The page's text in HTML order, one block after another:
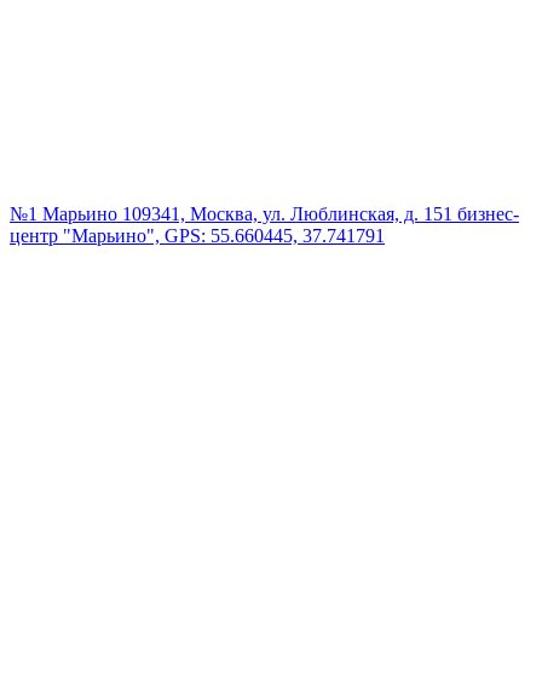
№1 Марьино 109341, Москва, ул. Люблинская, д. 151 бизнес-
центр "Марьино", GPS: 55.660445, 37.741791